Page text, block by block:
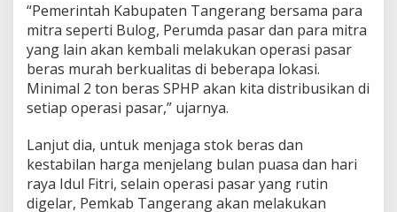
B
l
a
n
K
e
e
p
a
n
“Pemerintah Kabupaten Tangerang bersama para
mitra seperti Bulog, Perumda pasar dan para mitra
yang lain akan kembali melakukan operasi pasar
beras murah berkualitas di beberapa lokasi.
Minimal 2 ton beras SPHP akan kita distribusikan di
setiap operasi pasar,” ujarnya.
Lanjut dia, untuk menjaga stok beras dan
kestabilan harga menjelang bulan puasa dan hari
raya Idul Fitri, selain operasi pasar yang rutin
digelar, Pemkab Tangerang akan melakukan